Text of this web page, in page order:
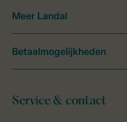
Service & contact
Meer Landal
Betaalmogelijkheden